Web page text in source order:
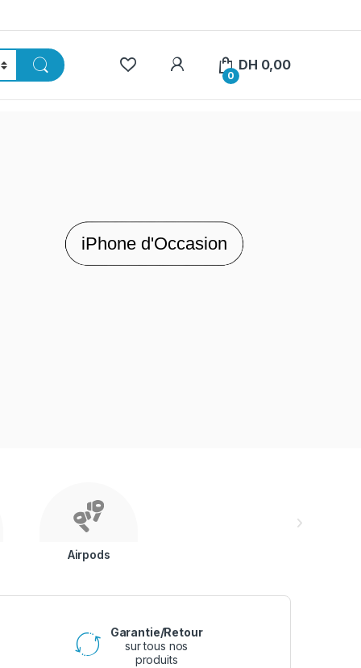
My Account
0
DH 0,00
iPhone d'Occasion
Airpods
Garantie/Retour
sur tous nos
produits